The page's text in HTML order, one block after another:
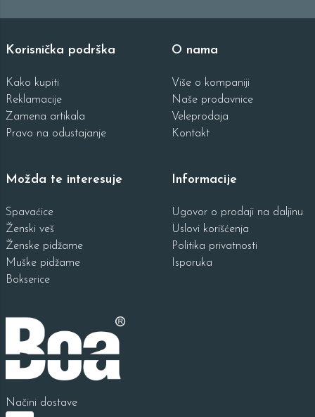
Korisnička podrška
Kako kupiti
Reklamacije
Zamena artikala
Pravo na odustajanje
O nama
Više o kompaniji
Naše prodavnice
Veleprodaja
Kontakt
Možda te interesuje
Spavaćice
Ženski veš
Ženske pidžame
Muške pidžame
Bokserice
Informacije
Ugovor o prodaji na daljinu
Uslovi korišćenja
Politika privatnosti
Isporuka
Načini dostave